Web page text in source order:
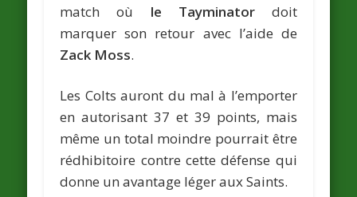
match où le Tayminatordoit
marquer son retour avec l’aide de
Zack Moss.
Les Colts auront du mal à l’emporter
en autorisant 37 et 39 points, mais
même un total moindre pourrait être
rédhibitoire contre cette défense qui
donne un avantage léger aux Saints.